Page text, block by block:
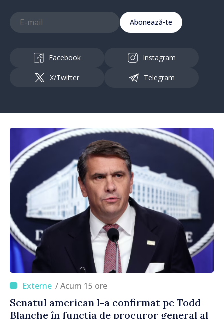
Abonează-te
Facebook Instagram
X/Twitter Telegram
/ Acum 15 ore
Senatul american l-a confirmat pe Todd
Blanche în funcția de procuror general al